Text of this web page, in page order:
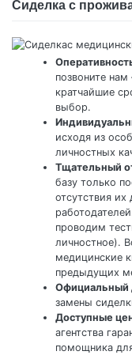
Сиделка с
позвоните
кратчайшие
выбор.
исходя из
личностных
Тщательный
базу только
отсутствия их
проводим
личностное).
медицинские
предыдущих
Официальный
замены
Доступные
агентства
помощника